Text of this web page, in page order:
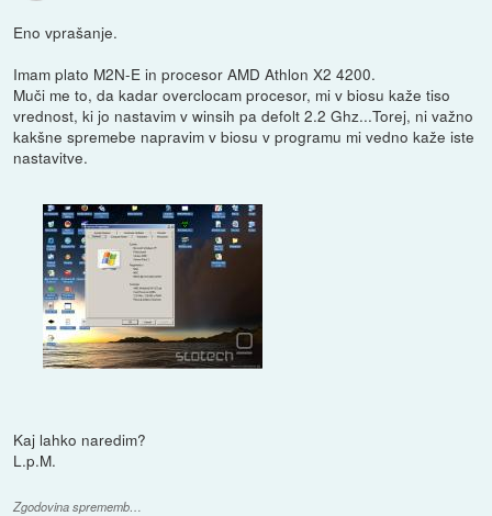
Eno vprašanje.
Imam plato M2N-E in procesor AMD Athlon X2 4200.
Muči me to, da kadar overclocam procesor, mi v biosu kaže tiso
vrednost, ki jo nastavim v winsih pa defolt 2.2 Ghz...Torej, ni važno
kakšne spremebe napravim v biosu v programu mi vedno kaže iste
nastavitve.
Kaj lahko naredim?
L.p.M.
Zgodovina sprememb…